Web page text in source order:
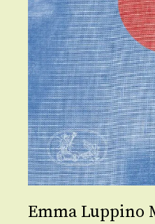
Emma Luppino